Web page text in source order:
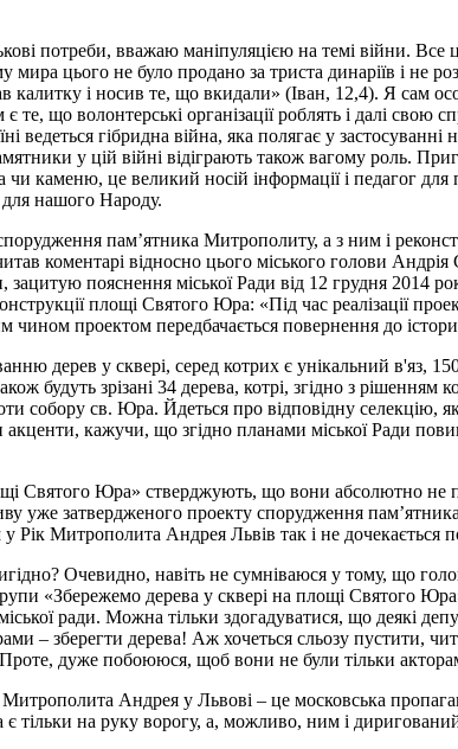
потреби, вважаю маніпуляцією на темі війни. Все
цього не було продано за триста динаріїв і не
і носив те, що вкидали» (Іван, 12,4). Я сам
що волонтерські організації роблять і далі свою
гібридна війна, яка полягає у застосуванні
у цій війні відіграють також вагому роль.
чи каменю, це великий носій інформації і педагог
для нашого Народу.
пам’ятника Митрополиту, а з ним і
коментарі відносно цього міського голови
пояснення міської Ради від 12 грудня 2014
площі Святого Юра: «Під час реалізації
чином проектом передбачається повернення до
дерев у сквері, серед котрих є унікальний в'яз,
будуть зрізані 34 дерева, котрі, згідно з
собору св. Юра. Йдеться про відповідну селекцію,
кажучи, що згідно планами міської Ради
Святого Юра» стверджують, що вони абсолютно
уже затвердженого проекту спорудження
Митрополита Андрея Львів так і не дочекається
Очевидно, навіть не сумніваюся у тому, що
«Збережемо дерева у сквері на площі Святого
ради. Можна тільки здогадуватися, що деякі
– зберегти дерева! Аж хочеться сльозу пустити,
дуже побоююся, щоб вони не були тільки
Андрея у Львові – це московська
тільки на руку ворогу, а, можливо, ним і